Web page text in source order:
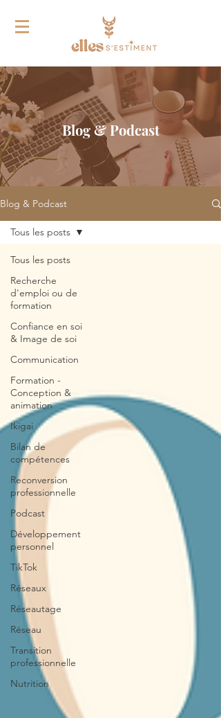
Blog & Podcast
Blog & Podcast
Tous les posts
Recherche
d'emploi ou de
formation
Confiance en soi
& Image de soi
Communication
Formation -
Conception &
animation
Ikigai
Bilan de
compétences
Reconversion
professionnelle
Podcast
Développement
personnel
TikTok
Réseaux
Réseautage
Réseau
Transition
professionnelle
Nutrition
Tous les posts